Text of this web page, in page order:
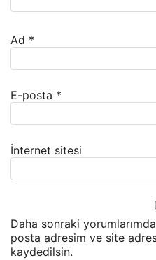
Ad *
E-posta *
İnternet sitesi
Daha sonraki
posta adresim ve site
kaydedilsin.